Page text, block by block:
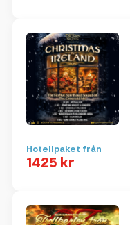
Hotellpaket från
1425 kr